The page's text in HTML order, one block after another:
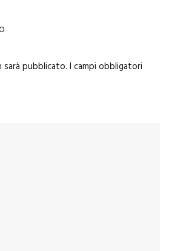
sarà pubblicato. I campi obbligatori